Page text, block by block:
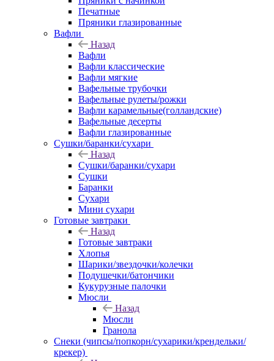
Печатные
Пряники глазированные
Вафли
Назад
Вафли
Вафли классические
Вафли мягкие
Вафельные трубочки
Вафельные рулеты/рожки
Вафли карамельные(голландские)
Вафельные десерты
Вафли глазированные
Сушки/баранки/сухари
Назад
Сушки/баранки/сухари
Сушки
Баранки
Сухари
Мини сухари
Готовые завтраки
Назад
Готовые завтраки
Хлопья
Шарики/звездочки/колечки
Подушечки/батончики
Кукурузные палочки
Мюсли
Назад
Мюсли
Гранола
Снеки (чипсы/попкорн/сухарики/крендельки/
крекер)